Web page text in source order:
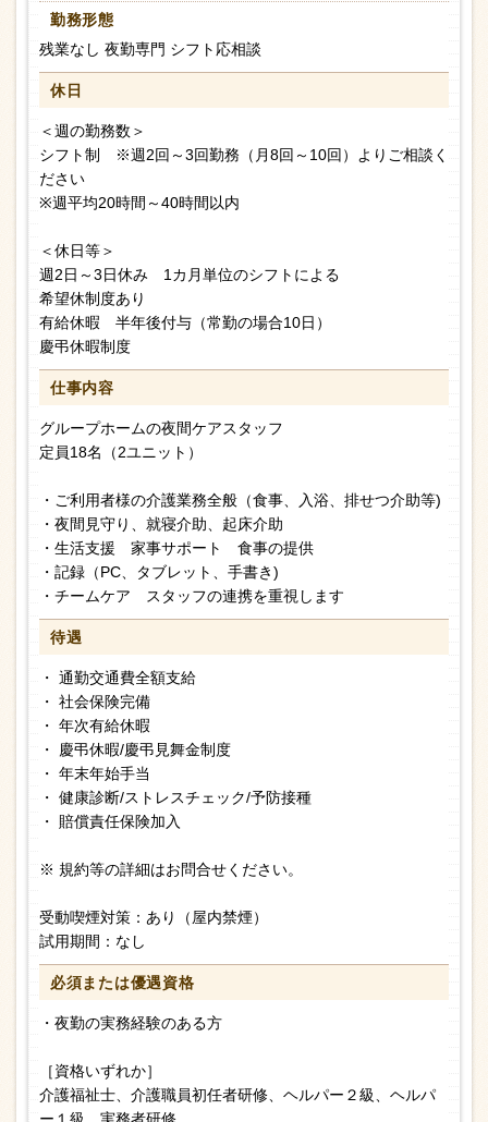
勤務形態
残業なし 夜勤専門 シフト応相談
休日
＜週の勤務数＞
シフト制 ※週2回～3回勤務（月8回～10回）よりご相談く
ださい
※週平均20時間～40時間以内
＜休日等＞
週2日～3日休み 1カ月単位のシフトによる
希望休制度あり
有給休暇 半年後付与（常勤の場合10日）
慶弔休暇制度
仕事内容
グループホームの夜間ケアスタッフ
定員18名（2ユニット）
・ご利用者様の介護業務全般（食事、入浴、排せつ介助等)
・夜間見守り、就寝介助、起床介助
・生活支援 家事サポート 食事の提供
・記録（PC、タブレット、手書き)
・チームケア スタッフの連携を重視します
待遇
・ 通勤交通費全額支給
・ 社会保険完備
・ 年次有給休暇
・ 慶弔休暇/慶弔見舞金制度
・ 年末年始手当
・ 健康診断/ストレスチェック/予防接種
・ 賠償責任保険加入
※ 規約等の詳細はお問合せください。
受動喫煙対策：あり（屋内禁煙）
試用期間：なし
必須または優遇資格
・夜勤の実務経験のある方
［資格いずれか］
介護福祉士、介護職員初任者研修、ヘルパー２級、ヘルパ